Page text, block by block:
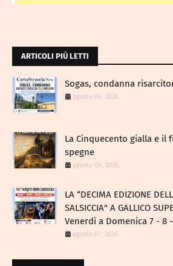
ARTICOLI PIÙ LETTI
Sogas, condanna
agosto 04, 2026
La Cinquecento gialla e il
spegne
agosto 04, 2026
LA “DECIMA EDIZIONE
SALSICCIA" A GALLICO
Venerdì a Domenica 7 - 8
agosto 07, 2026